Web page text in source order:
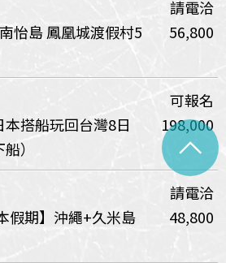
請電洽
怡島 鳳凰城渡假村5
56,800
可報名
本搭船玩回台灣8日
）
198,000
請電洽
假期】沖繩+久米島
48,800
^